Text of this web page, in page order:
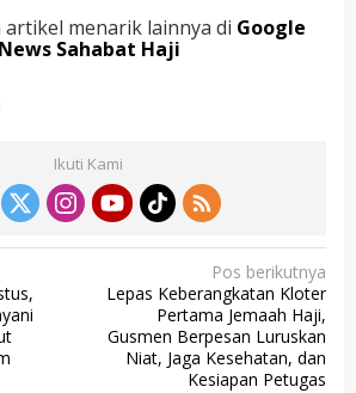
artikel menarik lainnya di Google
News Sahabat Haji
Ikuti Kami
Pos berikutnya
Lepas Keberangkatan Kloter
Pertama Jemaah Haji,
Gusmen Berpesan Luruskan
Niat, Jaga Kesehatan, dan
Kesiapan Petugas